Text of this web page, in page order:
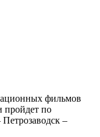
фильмов
пройдет по
–